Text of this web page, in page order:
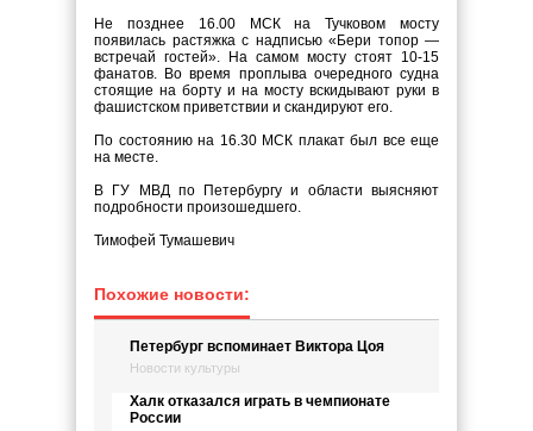
Не позднее 16.00 МСК на Тучковом мосту
появилась растяжка с надписью «Бери топор —
встречай гостей». На самом мосту стоят 10-15
фанатов. Во время проплыва очередного судна
стоящие на борту и на мосту вскидывают руки в
фашистском приветствии и скандируют его.
По состоянию на 16.30 МСК плакат был все еще
на месте.
В ГУ МВД по Петербургу и области выясняют
подробности произошедшего.
Тимофей Тумашевич
Похожие новости:
Петербург вспоминает Виктора Цоя
Новости культуры
Халк отказался играть в чемпионате
России